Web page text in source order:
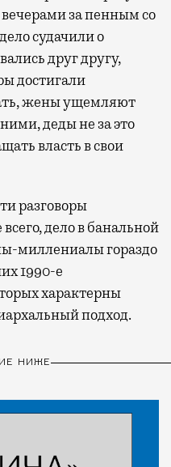
за пенным со
судачили о
друг другу,
достигали
жены ущемляют
деды не за это
власть в свои
разговоры
дело в банальной
миллениалы гораздо
1990-е
характерны
подход.
НИЖЕ